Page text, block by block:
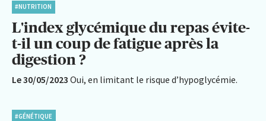
#NUTRITION
L'index glycémique du repas évite-
t-il un coup de fatigue après la
digestion ?
Le 30/05/2023 Oui, en limitant le risque d’hypoglycémie.
#GÉNÉTIQUE